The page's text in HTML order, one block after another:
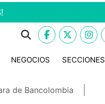
NEGOCIOS SECCIONES
de Bancolombia